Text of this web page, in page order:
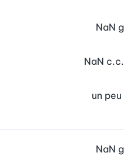
NaN g
NaN c.c.
un peu
NaN g